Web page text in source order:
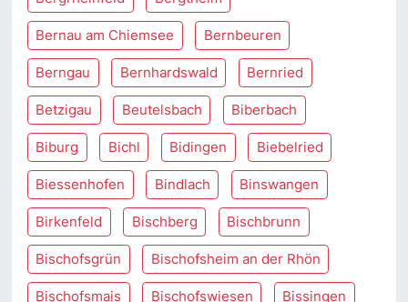
Bernau am Chiemsee Bernbeuren
Berngau Bernhardswald Bernried
Betzigau Beutelsbach Biberbach
Biburg Bichl Bidingen Biebelried
Biessenhofen Bindlach Binswangen
Birkenfeld Bischberg Bischbrunn
Bischofsgrün Bischofsheim an der Rhön
Bischofsmais Bischofswiesen Bissingen